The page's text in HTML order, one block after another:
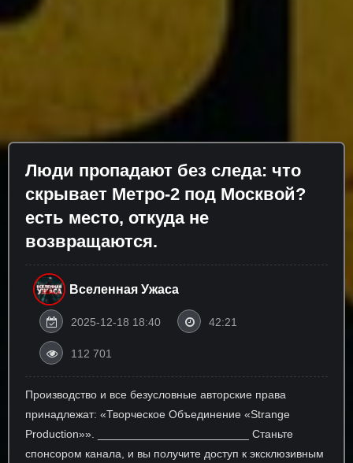
Люди пропадают без следа: что
скрывает Метро-2 под Москвой?
есть место, откуда не
возвращаются.
Вселенная Ужаса
2025-12-18 18:40 42:21
112 701
Производство и все безусловные авторские права
принадлежат: «Творческое Объединение «Strange
Production»». ________________________ Станьте
спонсором канала, и вы получите доступ к эксклюзивным